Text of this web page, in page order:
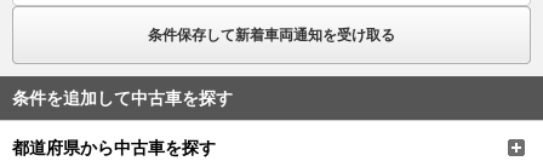
条件保存して新着車両通知を受け取る
条件を追加して中古車を探す
都道府県から中古車を探す